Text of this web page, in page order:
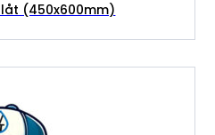
(450x600mm)